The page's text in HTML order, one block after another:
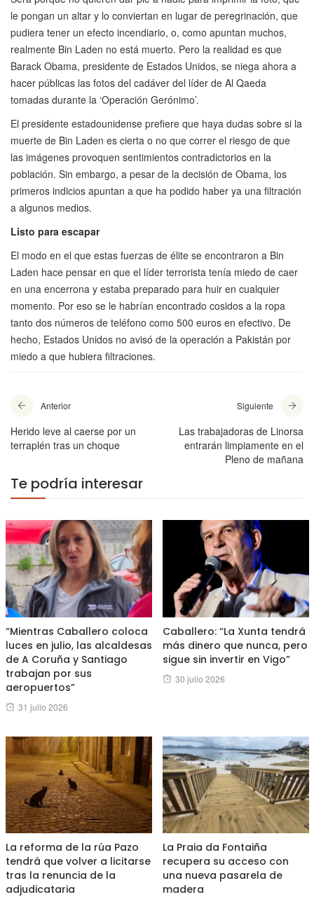
le pongan un altar y lo conviertan en lugar de peregrinación, que
pudiera tener un efecto incendiario, o, como apuntan muchos,
realmente Bin Laden no está muerto. Pero la realidad es que
Barack Obama, presidente de Estados Unidos, se niega ahora a
hacer públicas las fotos del cadáver del líder de Al Qaeda
tomadas durante la ‘Operación Gerónimo’.
El presidente estadounidense prefiere que haya dudas sobre si la
muerte de Bin Laden es cierta o no que correr el riesgo de que
las imágenes provoquen sentimientos contradictorios en la
población. Sin embargo, a pesar de la decisión de Obama, los
primeros indicios apuntan a que ha podido haber ya una filtración
a algunos medios.
Listo para escapar
El modo en el que estas fuerzas de élite se encontraron a Bin
Laden hace pensar en que el líder terrorista tenía miedo de caer
en una encerrona y estaba preparado para huir en cualquier
momento. Por eso se le habrían encontrado cosidos a la ropa
tanto dos números de teléfono como 500 euros en efectivo. De
hecho, Estados Unidos no avisó de la operación a Pakistán por
miedo a que hubiera filtraciones.
Anterior
Herido leve al caerse por un
terraplén tras un choque
Siguiente
Las trabajadoras de Linorsa
entrarán limpiamente en el
Pleno de mañana
Te podría interesar
“Mientras Caballero coloca
luces en julio, las alcaldesas
de A Coruña y Santiago
trabajan por sus
aeropuertos”
Posted
31 julio 2026
Caballero: “La Xunta tendrá
más dinero que nunca, pero
sigue sin invertir en Vigo”
Posted
30 julio 2026
La reforma de la rúa Pazo
tendrá que volver a licitarse
tras la renuncia de la
adjudicataria
La Praia da Fontaiña
recupera su acceso con
una nueva pasarela de
madera